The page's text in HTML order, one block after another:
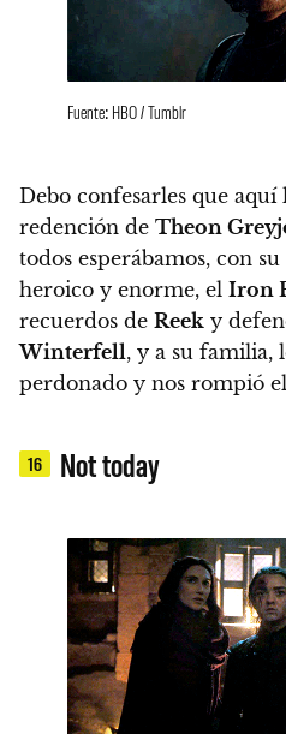
Fuente: HBO / Tumblr
Debo confesarles que aquí
redención de Theon
todos esperábamos, con
heroico y enorme, el Iron
recuerdos de Reek y
Winterfell, y a su familia,
perdonado y nos rompió
16 Not today